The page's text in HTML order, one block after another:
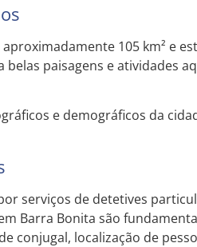
105 km² e
paisagens e atividades
e demográficos da
serviços de detetives
Barra Bonita são
conjugal, localização de